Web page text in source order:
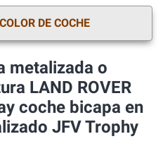
DE COCHE
metalizada o
LAND ROVER
coche bicapa en
JFV Trophy